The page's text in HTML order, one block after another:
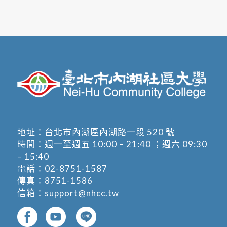
地址： 台北市內湖區內湖路一段 520 號
時間：週一至週五 10:00 – 21:40 ；週六 09:30
– 15:40
電話： 02-8751-1587
傳真：8751-1586
信箱： support@nhcc.tw